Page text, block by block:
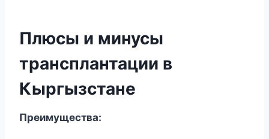
Плюсы и минусы
трансплантации в
Кыргызстане
Преимущества: